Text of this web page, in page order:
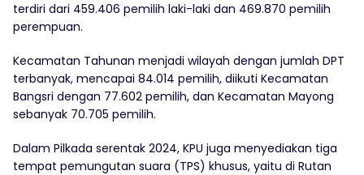
terdiri dari 459.406 pemilih laki-laki dan 469.870 pemilih
perempuan.
Kecamatan Tahunan menjadi wilayah dengan jumlah DPT
terbanyak, mencapai 84.014 pemilih, diikuti Kecamatan
Bangsri dengan 77.602 pemilih, dan Kecamatan Mayong
sebanyak 70.705 pemilih.
Dalam Pilkada serentak 2024, KPU juga menyediakan tiga
tempat pemungutan suara (TPS) khusus, yaitu di Rutan